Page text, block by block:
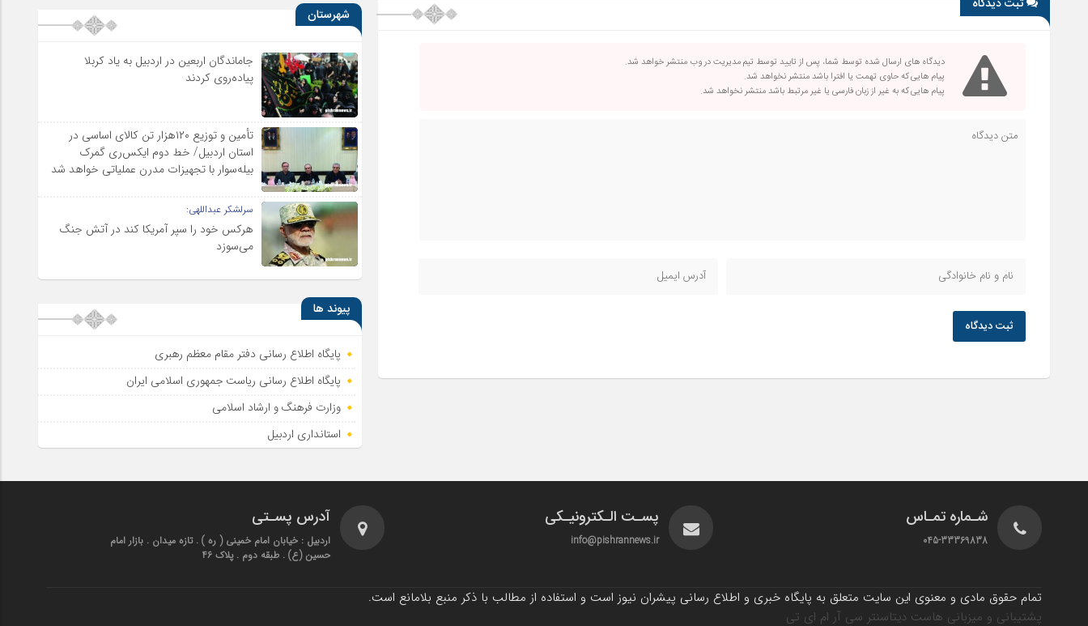
ثبت دیدگاه
دیدگاه های ارسال شده توسط شما، پس از تایید توسط تیم مدیریت در وب منتشر خواهد شد.
پیام هایی که حاوی تهمت یا افترا باشد منتشر نخواهد شد.
پیام هایی که به غیر از زبان فارسی یا غیر مرتبط باشد منتشر نخواهد شد.
ثبت دیدگاه
شهرستان
جاماندگان اربعین در اردبیل به یاد کربلا
پیاده‌روی کردند
تأمین و توزیع ۱۲۰هزار تن کالای اساسی در
استان اردبیل/ خط دوم ایکس‌ری گمرک
بیله‌سوار با تجهیزات مدرن عملیاتی خواهد شد
سرلشکر عبداللهی:
هرکس خود را سپر آمریکا کند در آتش جنگ
می‌سوزد
پیوند ها
پایگاه اطلاع رسانی دفتر مقام معظم رهبری
پایگاه اطلاع‌ رسانی ریاست‌ جمهوری اسلامی ایران
وزارت فرهنگ و ارشاد اسلامی
استانداری اردبیل
شـماره تمـاس
045-33369838
پسـت الـکترونیـکی
info@pishrannews.ir
آدرس پسـتی
اردبیل : خیابان امام خمینی ( ره ) . تازه میدان . بازار امام
حسین (ع) . طبقه دوم . پلاک 46
تمام حقوق مادی و معنوی این سایت متعلق به پایگاه خبری و اطلاع رسانی پیشران نیوز است و استفاده از مطالب با ذکر منبع بلامانع است.
پشتیبانی و میزبانی هاست دیتاسنتر سی آر ام ای تی